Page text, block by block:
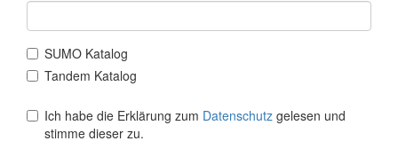
SUMO Katalog
Tandem Katalog
Ich habe die Erklärung zum Datenschutz gelesen und
stimme dieser zu.